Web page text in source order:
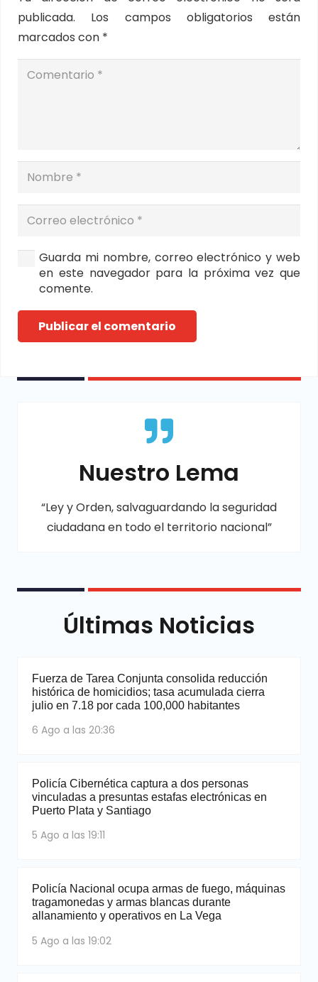
publicada.
Los campos obligatorios están
marcados con *
Guarda mi nombre, correo electrónico y web
en este navegador para la próxima vez que
comente.
Publicar el comentario
Nuestro Lema
“Ley y Orden, salvaguardando la seguridad
ciudadana en todo el territorio nacional”
Últimas Noticias
Fuerza de Tarea Conjunta consolida reducción
histórica de homicidios; tasa acumulada cierra
julio en 7.18 por cada 100,000 habitantes
6 Ago a las 20:36
Policía Cibernética captura a dos personas
vinculadas a presuntas estafas electrónicas en
Puerto Plata y Santiago
5 Ago a las 19:11
Policía Nacional ocupa armas de fuego, máquinas
tragamonedas y armas blancas durante
allanamiento y operativos en La Vega
5 Ago a las 19:02